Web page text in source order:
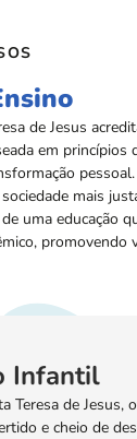
de Jesus
em princípios
mais
uma educação
promovendo
Infantil
Teresa de Jesus,
e cheio de